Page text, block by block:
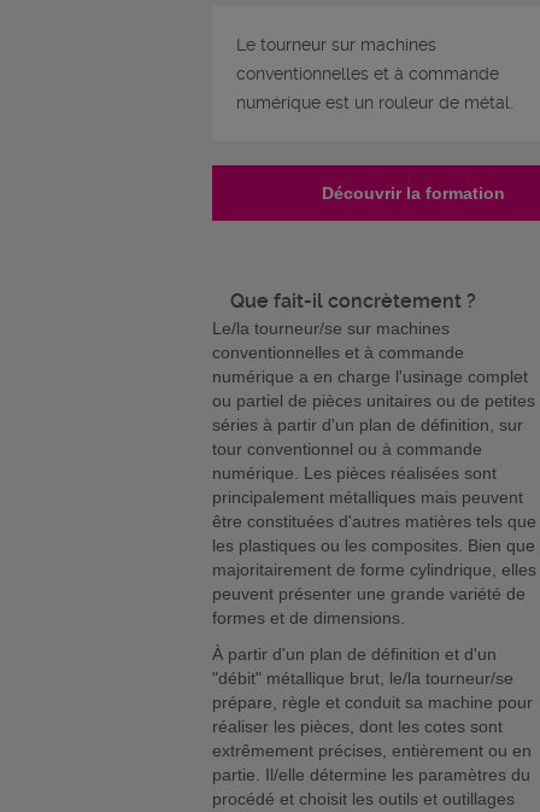
Le tourneur sur machines
conventionnelles et à commande
numérique est un rouleur de métal.
Découvrir la formation
Que fait-il concrètement ?
Le/la tourneur/se sur machines
conventionnelles et à commande
numérique a en charge l'usinage complet
ou partiel de pièces unitaires ou de petites
séries à partir d'un plan de définition, sur
tour conventionnel ou à commande
numérique. Les pièces réalisées sont
principalement métalliques mais peuvent
être constituées d'autres matières tels que
les plastiques ou les composites. Bien que
majoritairement de forme cylindrique, elles
peuvent présenter une grande variété de
formes et de dimensions.
À partir d'un plan de définition et d'un
"débit" métallique brut, le/la tourneur/se
prépare, règle et conduit sa machine pour
réaliser les pièces, dont les cotes sont
extrêmement précises, entièrement ou en
partie. Il/elle détermine les paramètres du
procédé et choisit les outils et outillages